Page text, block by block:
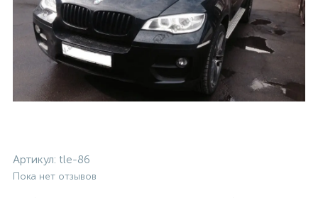
Артикул: tle-86
Пока нет отзывов